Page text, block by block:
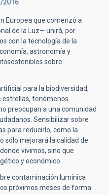
2016
Europea que comenzó a
de la Luz— unirá, por
con la tecnología de la
astronomía y
sobre
para la biodiversidad,
estrellas, fenómenos
preocupan a una comunidad
Sensibilizar sobre
para reducirlo, como la
sólo mejorará la calidad de
vivimos, sino que
y económico.
contaminación lumínica
próximos meses de forma